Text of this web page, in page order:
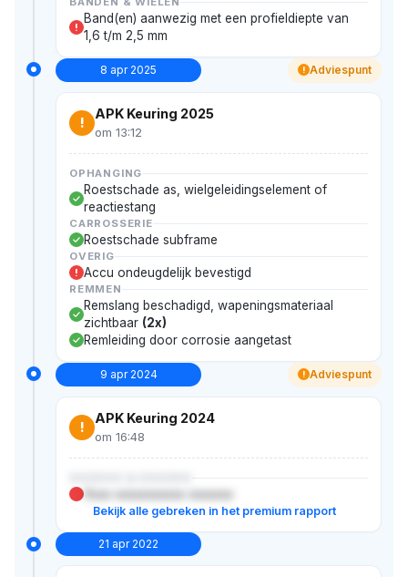
!
Band(en) aanwezig met een profieldiepte van
1,6 t/m 2,5 mm
8 apr 2025 ! Adviespunt
!
APK Keuring 2025
om 13:12
OPHANGING
Roestschade as, wielgeleidingselement of
reactiestang
CARROSSERIE
Roestschade subframe
OVERIG
! Accu ondeugdelijk bevestigd
REMMEN
Remslang beschadigd, wapeningsmateriaal
zichtbaar (2x)
Remleiding door corrosie aangetast
9 apr 2024 ! Adviespunt
!
APK Keuring 2024
om 16:48
XXXXXX & XXXXXX
Xxxx xxxxxxxxxxx xxxxxxx
Bekijk alle gebreken in het premium rapport
21 apr 2022